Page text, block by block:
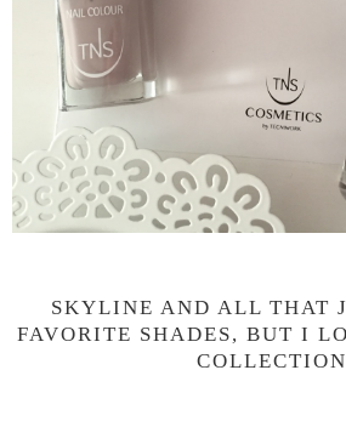
SKYLINE AND ALL THAT
FAVORITE SHADES, BUT I
COLLECTION